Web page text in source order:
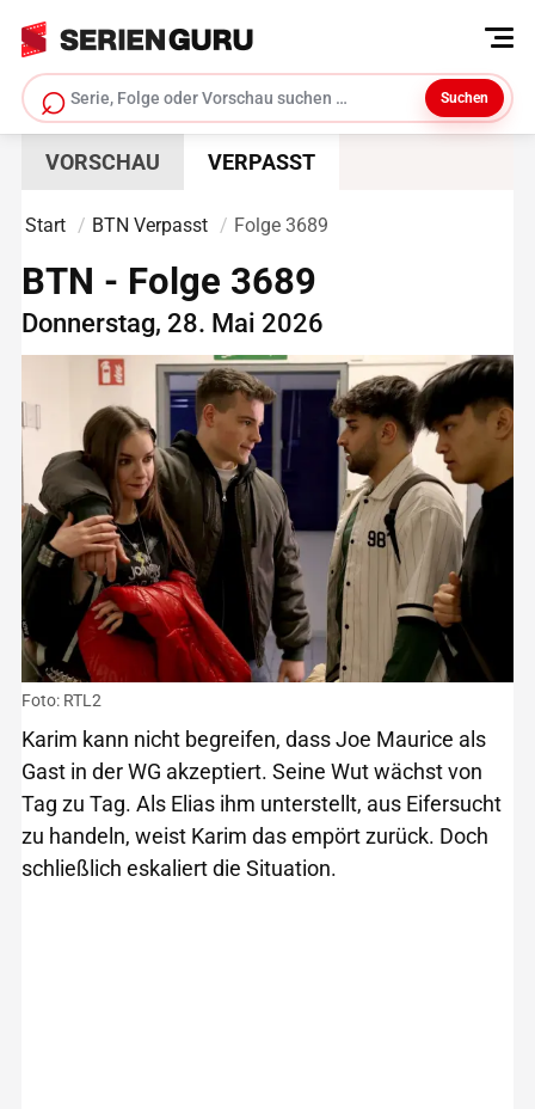
⌕
Serie suchen
Suchen
VORSCHAU VERPASST
Start BTN Verpasst Folge 3689
BTN - Folge 3689
Donnerstag, 28. Mai 2026
Foto: RTL2
Karim kann nicht begreifen, dass Joe Maurice als
Gast in der WG akzeptiert. Seine Wut wächst von
Tag zu Tag. Als Elias ihm unterstellt, aus Eifersucht
zu handeln, weist Karim das empört zurück. Doch
schließlich eskaliert die Situation.